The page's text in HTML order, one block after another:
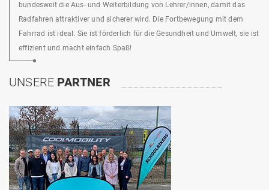
bundesweit die Aus- und Weiterbildung von Lehrer/innen, damit das
Radfahren attraktiver und sicherer wird. Die Fortbewegung mit dem
Fahrrad ist ideal. Sie ist förderlich für die Gesundheit und Umwelt, sie ist
effizient und macht einfach Spaß!
UNSERE PARTNER